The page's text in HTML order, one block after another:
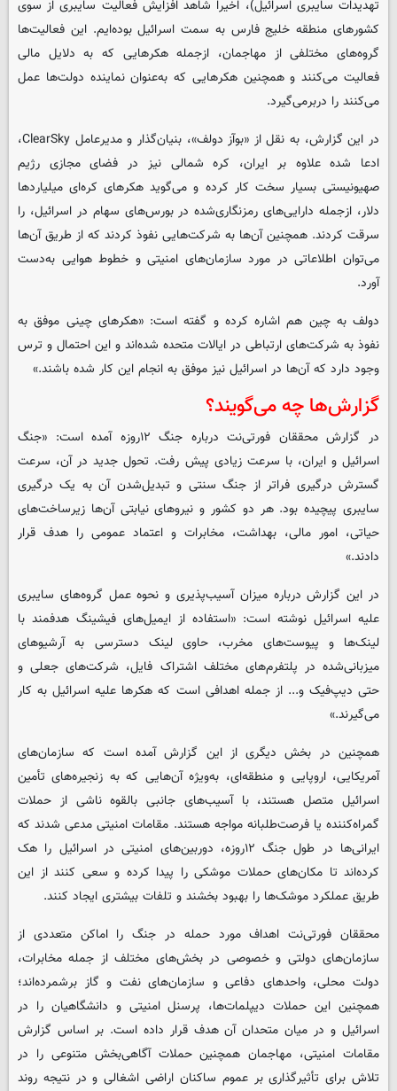
تهدیدات سایبری اسرائیل)، اخیراً شاهد افزایش فعالیت سایبری از سوی
کشورهای منطقه خلیج فارس به سمت اسرائیل بوده‌ایم. این فعالیت‌ها
گروه‌های مختلفی از مهاجمان، ازجمله هکرهایی که به دلایل مالی
فعالیت می‌کنند و همچنین هکرهایی که به‌عنوان نماینده دولت‌ها عمل
می‌کنند را دربرمی‌گیرد.
در این گزارش، به نقل از «بوآز دولف»، بنیان‌گذار و مدیرعامل ClearSky،
ادعا شده علاوه بر ایران، کره شمالی نیز در فضای مجازی رژیم
صهیونیستی بسیار سخت کار کرده و می‌گوید هکرهای کره‌ای میلیاردها
دلار، ازجمله دارایی‌های رمزنگاری‌شده در بورس‌های سهام در اسرائیل، را
سرقت کردند. همچنین آن‌ها به شرکت‌هایی نفوذ کردند که از طریق آن‌ها
می‌توان اطلاعاتی در مورد سازمان‌های امنیتی و خطوط هوایی به‌دست
آورد.
دولف به چین هم اشاره کرده و گفته است: «هکرهای چینی موفق به
نفوذ به شرکت‌های ارتباطی در ایالات متحده شده‌اند و این احتمال و ترس
وجود دارد که آن‌ها در اسرائیل نیز موفق به انجام این کار شده باشند.»
گزارش‌ها چه می‌گویند؟
در گزارش محققان فورتی‌نت درباره جنگ ۱۲روزه آمده است: «جنگ
اسرائیل و ایران، با سرعت زیادی پیش رفت. تحول جدید در آن، سرعت
گسترش درگیری فراتر از جنگ سنتی و تبدیل‌شدن آن به یک درگیری
سایبری پیچیده بود. هر دو کشور و نیروهای نیابتی آن‌ها زیرساخت‌های
حیاتی، امور مالی، بهداشت، مخابرات و اعتماد عمومی را هدف قرار
دادند.»
در این گزارش درباره میزان آسیب‌پذیری و نحوه عمل گروه‌های سایبری
علیه اسرائیل نوشته است: «استفاده از ایمیل‌های فیشینگ هدفمند با
لینک‌ها و پیوست‌های مخرب، حاوی لینک دسترسی به آرشیوهای
میزبانی‌شده در پلتفرم‌های مختلف اشتراک فایل، شرکت‌های جعلی و
حتی دیپ‌فیک و... از جمله اهدافی است که هکرها علیه اسرائیل به کار
می‌گیرند.»
همچنین در بخش دیگری از این گزارش آمده است که سازمان‌های
آمریکایی، اروپایی و منطقه‌ای، به‌ویژه آن‌هایی که به زنجیره‌های تأمین
اسرائیل متصل هستند، با آسیب‌های جانبی بالقوه ناشی از حملات
گمراه‌کننده یا فرصت‌طلبانه مواجه هستند. مقامات امنیتی مدعی شدند که
ایرانی‌ها در طول جنگ ۱۲روزه، دوربین‌های امنیتی در اسرائیل را هک
کرده‌اند تا مکان‌های حملات موشکی را پیدا کرده و سعی کنند از این
طریق عملکرد موشک‌ها را بهبود بخشند و تلفات بیشتری ایجاد کنند.
محققان فورتی‌نت اهداف مورد حمله در جنگ را اماکن متعددی از
سازمان‌های دولتی و خصوصی در بخش‌های مختلف از جمله مخابرات،
دولت محلی، واحدهای دفاعی و سازمان‌های نفت و گاز برشمرده‌اند؛
همچنین این حملات دیپلمات‌ها، پرسنل امنیتی و دانشگاهیان را در
اسرائیل و در میان متحدان آن هدف قرار داده است. بر اساس گزارش
مقامات امنیتی، مهاجمان همچنین حملات آگاهی‌بخش متنوعی را در
تلاش برای تأثیرگذاری بر عموم ساکنان اراضی اشغالی و در نتیجه روند